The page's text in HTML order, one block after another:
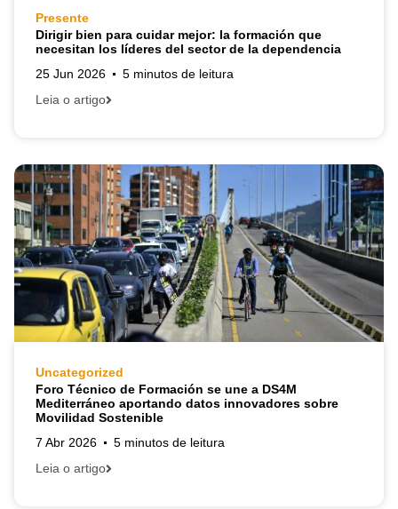
Presente
Dirigir bien para cuidar mejor: la formación que
necesitan los líderes del sector de la dependencia
25 Jun 2026
5 minutos de leitura
Leia o artigo
Uncategorized
Foro Técnico de Formación se une a DS4M
Mediterráneo aportando datos innovadores sobre
Movilidad Sostenible
7 Abr 2026
5 minutos de leitura
Leia o artigo